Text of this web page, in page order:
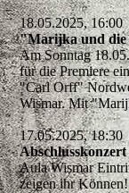
18.05.2025, 16:00
"Marijka und die
Am Sonntag
für die Premiere
"Carl Orff"
Wismar. Mit
17.05.2025, 18:30
Aula Wismar
zeigen ihr